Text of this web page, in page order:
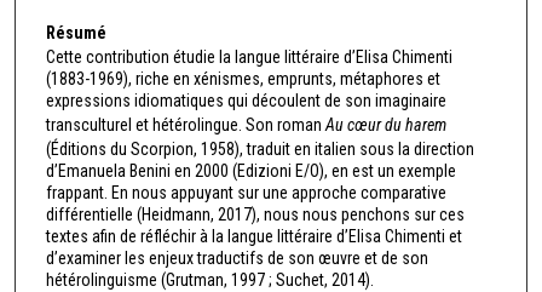
Résumé
Cette contribution étudie la langue littéraire d’Elisa Chimenti
(1883-1969), riche en xénismes, emprunts, métaphores et
expressions idiomatiques qui découlent de son imaginaire
transculturel et hétérolingue. Son romanAu cœur du harem
(Éditions du Scorpion, 1958), traduit en italien sous la direction
d’Emanuela Benini en 2000 (Edizioni E/O), en est un exemple
frappant. En nous appuyant sur une approche comparative
différentielle (Heidmann, 2017), nous nous penchons sur ces
textes afin de réfléchir à la langue littéraire d’Elisa Chimenti et
d’examiner les enjeux traductifs de son œuvre et de son
hétérolinguisme (Grutman, 1997 ; Suchet, 2014).